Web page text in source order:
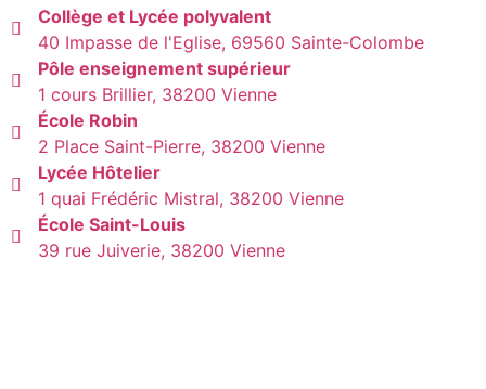
Collège et Lycée polyvalent
40 Impasse de l'Eglise, 69560 Sainte-Colombe
Pôle enseignement supérieur
1 cours Brillier, 38200 Vienne
École Robin
2 Place Saint-Pierre, 38200 Vienne
Lycée Hôtelier
1 quai Frédéric Mistral, 38200 Vienne
École Saint-Louis
39 rue Juiverie, 38200 Vienne